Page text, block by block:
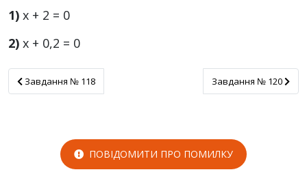
1) х + 2 = 0
2) х + 0,2 = 0
Завдання № 118
Завдання № 118 Завдання № 120
Завдання № 120
ПОВІДОМИТИ ПРО ПОМИЛКУ